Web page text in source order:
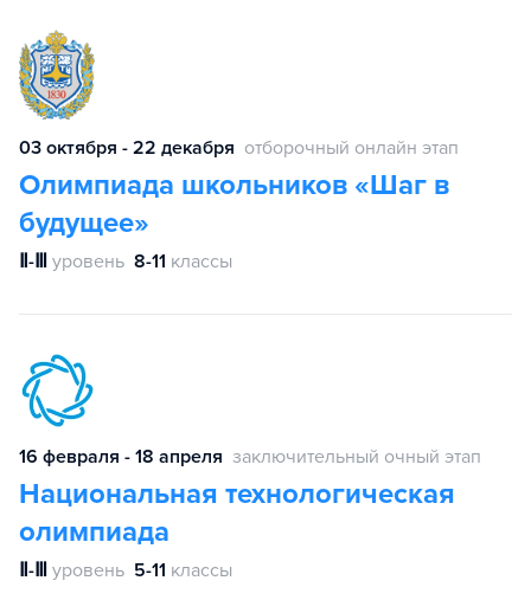
03 октября - 22 декабря отборочный онлайн этап
Олимпиада школьников «Шаг в
будущее»
Ⅱ-Ⅲ уровень 8-11 классы
16 февраля - 18 апреля заключительный очный этап
Национальная технологическая
олимпиада
Ⅱ-Ⅲ уровень 5-11 классы